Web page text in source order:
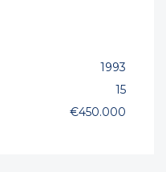
1993
15
€450.000